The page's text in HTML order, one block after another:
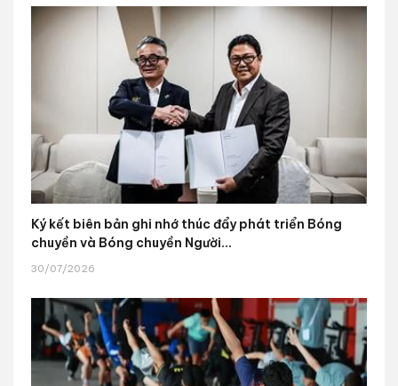
Ký kết biên bản ghi nhớ thúc đẩy phát triển Bóng
chuyền và Bóng chuyền Người...
30/07/2026